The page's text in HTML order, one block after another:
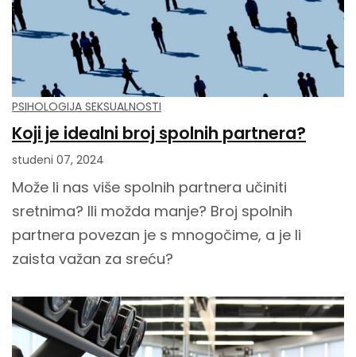
PSIHOLOGIJA SEKSUALNOSTI
Koji je idealni broj spolnih partnera?
studeni 07, 2024
Može li nas više spolnih partnera učiniti
sretnima? Ili možda manje? Broj spolnih
partnera povezan je s mnogočime, a je li
zaista važan za sreću?